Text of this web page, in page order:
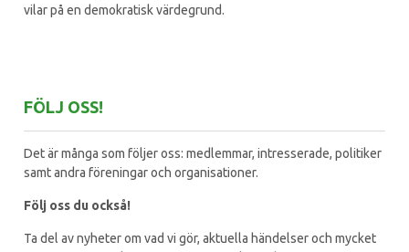
vilar på en demokratisk värdegrund.
FÖLJ OSS!
Det är många som följer oss: medlemmar, intresserade, politiker
samt andra föreningar och organisationer.
Följ oss du också!
Ta del av nyheter om vad vi gör, aktuella händelser och mycket